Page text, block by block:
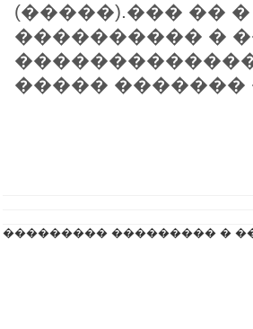
(�����).��� ��
���������� �
����� �������
��������� ��������� �